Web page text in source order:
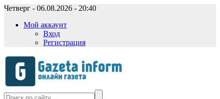
Четверг - 06.08.2026 - 20:40
Мой аккаунт
Вход
Регистрация